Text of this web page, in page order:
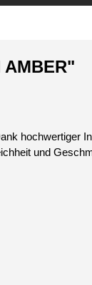
hochwertiger
und